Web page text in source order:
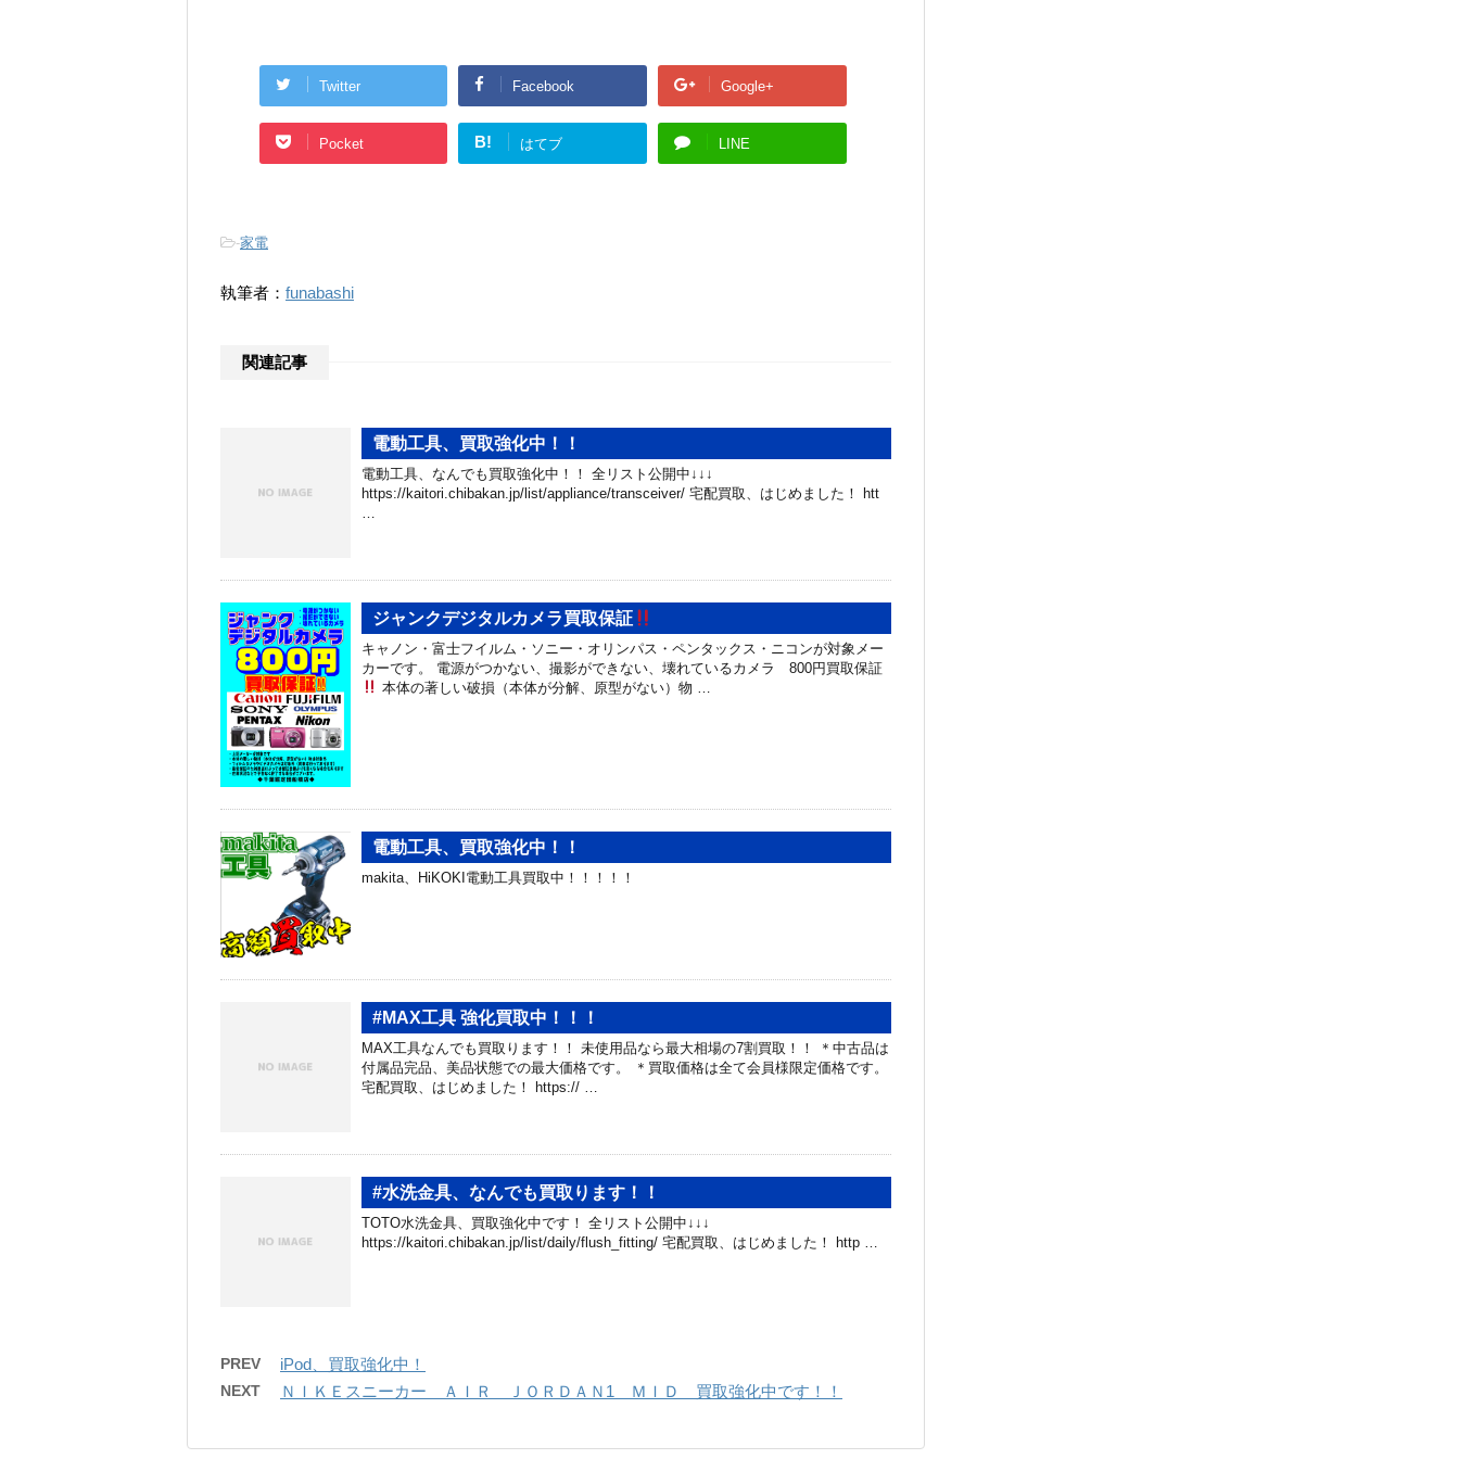
Twitter Facebook Google+
Pocket B! はてブ LINE
-家電
執筆者： funabashi
関連記事
電動工具、買取強化中！！
電動工具、なんでも買取強化中！！ 全リスト公開中↓↓↓
https://kaitori.chibakan.jp/list/appliance/transceiver/ 宅配買取、はじめました！ htt
…
ジャンクデジタルカメラ買取保証
キャノン・富士フイルム・ソニー・オリンパス・ペンタックス・ニコンが対象メー
カーです。 電源がつかない、撮影ができない、壊れているカメラ 800円買取保証
本体の著しい破損（本体が分解、原型がない）物 …
電動工具、買取強化中！！
makita、HiKOKI電動工具買取中！！！！！
#MAX工具 強化買取中！！！
MAX工具なんでも買取ります！！ 未使用品なら最大相場の7割買取！！ ＊中古品は
付属品完品、美品状態での最大価格です。 ＊買取価格は全て会員様限定価格です。
宅配買取、はじめました！ https:// …
#水洗金具、なんでも買取ります！！
TOTO水洗金具、買取強化中です！ 全リスト公開中↓↓↓
https://kaitori.chibakan.jp/list/daily/flush_fitting/ 宅配買取、はじめました！ http …
PREV iPod、買取強化中！
NEXT ＮＩＫＥスニーカー ＡＩＲ ＪＯＲＤＡＮ1 ＭＩＤ 買取強化中です！！